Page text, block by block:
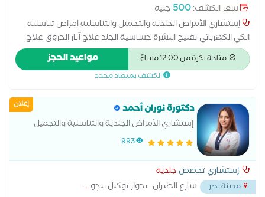
سعر الكشف:500 جنيه
إستشاري الأمراض الجلدية والتجميل والتناسلية امراض تناسلية
الكي الكهربائي تفتيح البشرة حساسية الجلد علاج آثار الحروق علاج
الإكزيما علاج البشرة علاج التجاعيد علاج التصبغات الجلدية علاج
التينيا علاج الصدفية علاج الصلع علاج الصلع الوراثى علاج الطفح
الجلدي علاج الكَلَف علاج الكيس الدهني علاج النمش علاج سقوط
الغمازات
متاحة بكرة من 12:00 مساءً مواعيد الحجز
الكشف بميعاد محدد
إعلان دكتورة نوران أحمد
إستشاري الأمراض الجلدية والتناسلية والتجميل
993
إستشاري تخصص جلدية
مدينة نصر شارع الطيران ـ بجوار توكيل بيچو...